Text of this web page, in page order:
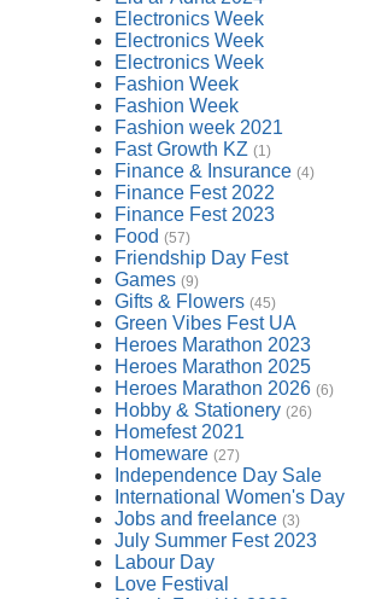
Electronics Week
Electronics Week
Electronics Week
Fashion Week
Fashion Week
Fashion week 2021
Fast Growth KZ (1)
Finance & Insurance (4)
Finance Fest 2022
Finance Fest 2023
Food (57)
Friendship Day Fest
Games (9)
Gifts & Flowers (45)
Green Vibes Fest UA
Heroes Marathon 2023
Heroes Marathon 2025
Heroes Marathon 2026 (6)
Hobby & Stationery (26)
Homefest 2021
Homeware (27)
Independence Day Sale
International Women's Day
Jobs and freelance (3)
July Summer Fest 2023
Labour Day
Love Festival